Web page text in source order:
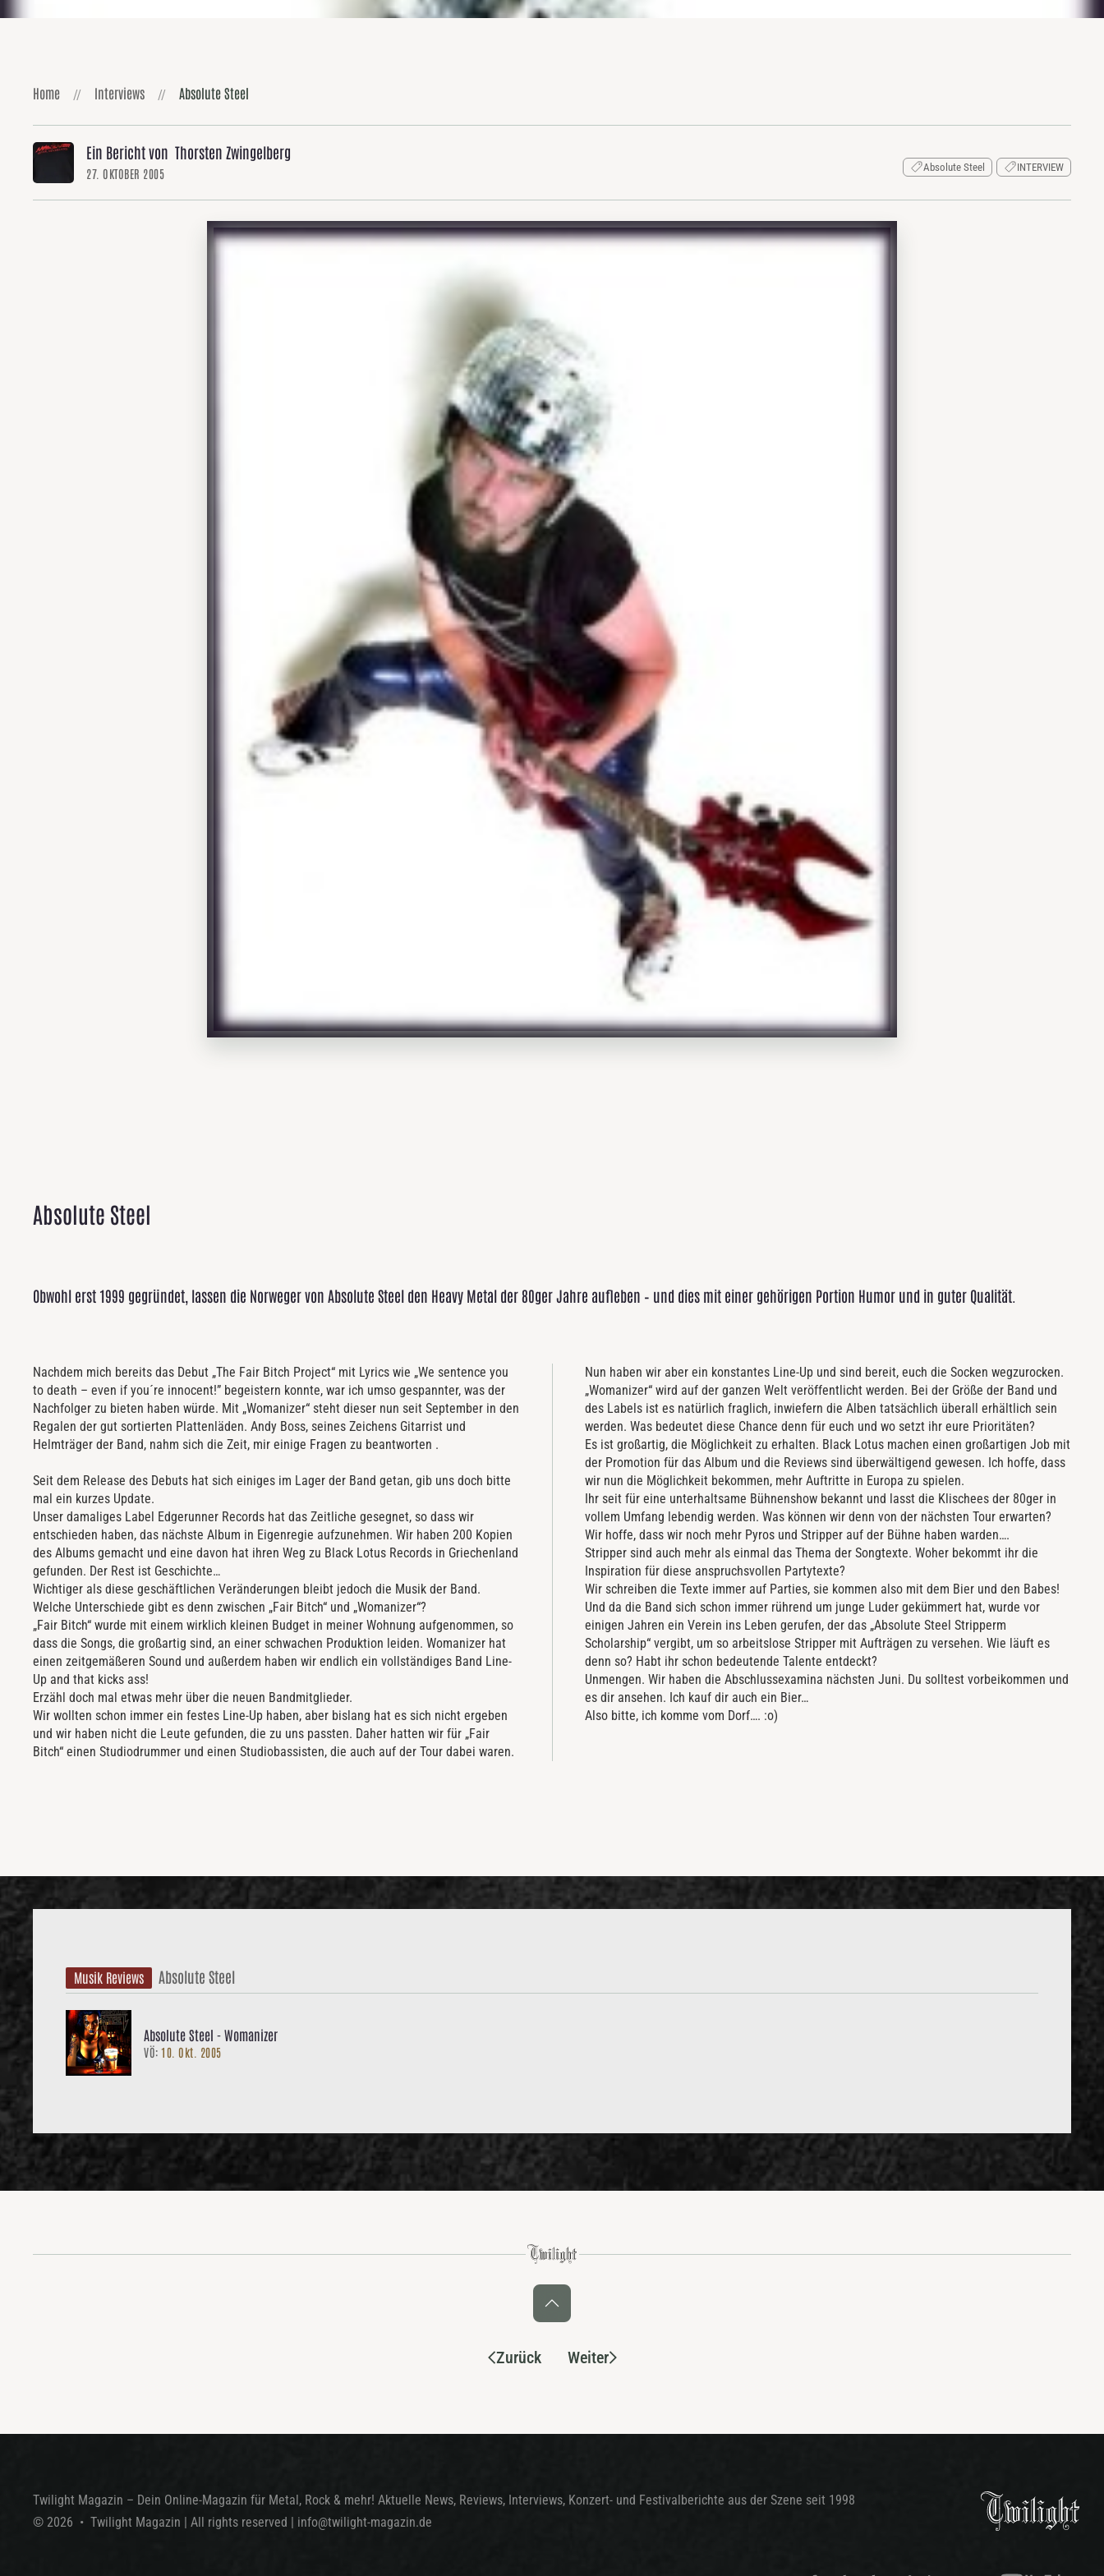
Home Interviews Absolute Steel
Ein Bericht von Thorsten Zwingelberg
27. OKTOBER 2005 Absolute Steel INTERVIEW
Absolute Steel
Obwohl erst 1999 gegründet, lassen die Norweger von Absolute Steel den Heavy Metal der 80ger Jahre aufleben – und dies mit einer gehörigen Portion Humor und in guter Qualität.
Nachdem mich bereits das Debut „The Fair Bitch Project“ mit Lyrics wie „We sentence you
to death – even if you´re innocent!” begeistern konnte, war ich umso gespannter, was der
Nachfolger zu bieten haben würde. Mit „Womanizer“ steht dieser nun seit September in den
Regalen der gut sortierten Plattenläden. Andy Boss, seines Zeichens Gitarrist und
Helmträger der Band, nahm sich die Zeit, mir einige Fragen zu beantworten .
Seit dem Release des Debuts hat sich einiges im Lager der Band getan, gib uns doch bitte
mal ein kurzes Update.
Unser damaliges Label Edgerunner Records hat das Zeitliche gesegnet, so dass wir
entschieden haben, das nächste Album in Eigenregie aufzunehmen. Wir haben 200 Kopien
des Albums gemacht und eine davon hat ihren Weg zu Black Lotus Records in Griechenland
gefunden. Der Rest ist Geschichte…
Wichtiger als diese geschäftlichen Veränderungen bleibt jedoch die Musik der Band.
Welche Unterschiede gibt es denn zwischen „Fair Bitch“ und „Womanizer“?
„Fair Bitch“ wurde mit einem wirklich kleinen Budget in meiner Wohnung aufgenommen, so
dass die Songs, die großartig sind, an einer schwachen Produktion leiden. Womanizer hat
einen zeitgemäßeren Sound und außerdem haben wir endlich ein vollständiges Band Line-
Up and that kicks ass!
Erzähl doch mal etwas mehr über die neuen Bandmitglieder.
Wir wollten schon immer ein festes Line-Up haben, aber bislang hat es sich nicht ergeben
und wir haben nicht die Leute gefunden, die zu uns passten. Daher hatten wir für „Fair
Bitch“ einen Studiodrummer und einen Studiobassisten, die auch auf der Tour dabei waren.
Nun haben wir aber ein konstantes Line-Up und sind bereit, euch die Socken wegzurocken.
„Womanizer“ wird auf der ganzen Welt veröffentlicht werden. Bei der Größe der Band und
des Labels ist es natürlich fraglich, inwiefern die Alben tatsächlich überall erhältlich sein
werden. Was bedeutet diese Chance denn für euch und wo setzt ihr eure Prioritäten?
Es ist großartig, die Möglichkeit zu erhalten. Black Lotus machen einen großartigen Job mit
der Promotion für das Album und die Reviews sind überwältigend gewesen. Ich hoffe, dass
wir nun die Möglichkeit bekommen, mehr Auftritte in Europa zu spielen.
Ihr seit für eine unterhaltsame Bühnenshow bekannt und lasst die Klischees der 80ger in
vollem Umfang lebendig werden. Was können wir denn von der nächsten Tour erwarten?
Wir hoffe, dass wir noch mehr Pyros und Stripper auf der Bühne haben warden….
Stripper sind auch mehr als einmal das Thema der Songtexte. Woher bekommt ihr die
Inspiration für diese anspruchsvollen Partytexte?
Wir schreiben die Texte immer auf Parties, sie kommen also mit dem Bier und den Babes!
Und da die Band sich schon immer rührend um junge Luder gekümmert hat, wurde vor
einigen Jahren ein Verein ins Leben gerufen, der das „Absolute Steel Stripperm
Scholarship“ vergibt, um so arbeitslose Stripper mit Aufträgen zu versehen. Wie läuft es
denn so? Habt ihr schon bedeutende Talente entdeckt?
Unmengen. Wir haben die Abschlussexamina nächsten Juni. Du solltest vorbeikommen und
es dir ansehen. Ich kauf dir auch ein Bier…
Also bitte, ich komme vom Dorf…. :o)
Musik Reviews Absolute Steel
Absolute Steel - Womanizer
VÖ: 10. Okt. 2005
Zurück Weiter
Twilight Magazin – Dein Online-Magazin für Metal, Rock & mehr! Aktuelle News, Reviews, Interviews, Konzert- und Festivalberichte aus der Szene seit 1998
© 2026 • Twilight Magazin | All rights reserved | info@twilight-magazin.de